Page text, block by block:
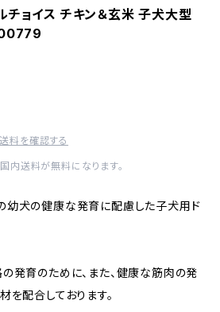
チョイス チキン＆玄米 子犬大型
送料を確認する
送料が無料になります。
幼犬の健康な発育に配慮した子犬用ド
発育のために、また、健康な筋肉の発
を配合しております。